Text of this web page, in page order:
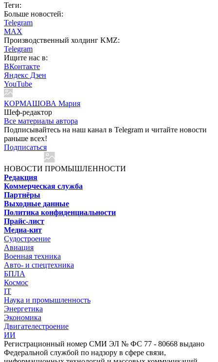
Теги:
Больше новостей:
Telegram
MAX
Производственный холдинг KMZ:
Telegram
Ищите нас в:
ВКонтакте
Яндекс Дзен
YouTube
КОРМАШОВА Мария
Шеф-редактор
Все материалы автора
Подписывайтесь на наш канал в Telegram и читайте новости
раньше всех!
Подписаться
НОВОСТИ ПРОМЫШЛЕННОСТИ
Редакция
Коммерческая служба
Партнёры
Выходные данные
Политика конфиденциальности
Прайс-лист
Медиа-кит
Судостроение
Авиация
Военная техника
Авто- и спецтехника
БПЛА
Космос
IT
Наука и промышленность
Энергетика
Экономика
Двигателестроение
ИИ
Регистрационный номер СМИ ЭЛ № ФС 77 - 80668 выдано
Федеральной службой по надзору в сфере связи,